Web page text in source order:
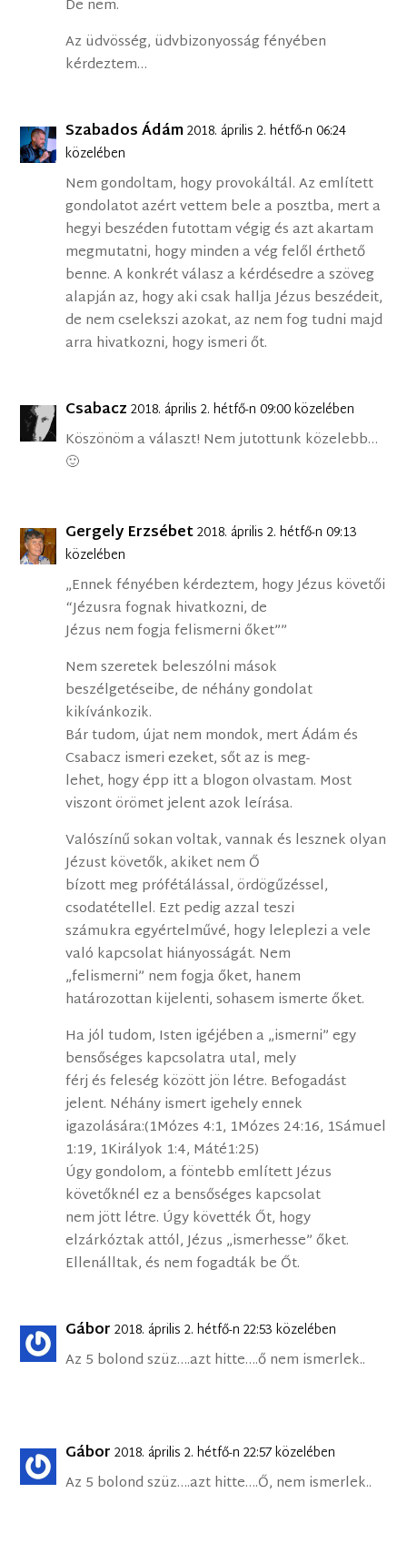
De nem.
Az üdvösség, üdvbizonyosság fényében
kérdeztem…
Szabados Ádám2018. április 2. hétfő-n 06:24
közelében
Nem gondoltam, hogy provokáltál. Az említett
gondolatot azért vettem bele a posztba, mert a
hegyi beszéden futottam végig és azt akartam
megmutatni, hogy minden a vég felől érthető
benne. A konkrét válasz a kérdésedre a szöveg
alapján az, hogy aki csak hallja Jézus beszédeit,
de nem cselekszi azokat, az nem fog tudni majd
arra hivatkozni, hogy ismeri őt.
Csabacz 2018. április 2. hétfő-n 09:00 közelében
Köszönöm a választ! Nem jutottunk közelebb…
🙂
Gergely Erzsébet2018. április 2. hétfő-n 09:13
közelében
„Ennek fényében kérdeztem, hogy Jézus követői
“Jézusra fognak hivatkozni, de
Jézus nem fogja felismerni őket””
Nem szeretek beleszólni mások
beszélgetéseibe, de néhány gondolat
kikívánkozik.
Bár tudom, újat nem mondok, mert Ádám és
Csabacz ismeri ezeket, sőt az is meg-
lehet, hogy épp itt a blogon olvastam. Most
viszont örömet jelent azok leírása.
Valószínű sokan voltak, vannak és lesznek olyan
Jézust követők, akiket nem Ő
bízott meg prófétálással, ördögűzéssel,
csodatétellel. Ezt pedig azzal teszi
számukra egyértelművé, hogy leleplezi a vele
való kapcsolat hiányosságát. Nem
„felismerni” nem fogja őket, hanem
határozottan kijelenti, sohasem ismerte őket.
Ha jól tudom, Isten igéjében a „ismerni” egy
bensőséges kapcsolatra utal, mely
férj és feleség között jön létre. Befogadást
jelent. Néhány ismert igehely ennek
igazolására:(1Mózes 4:1, 1Mózes 24:16, 1Sámuel
1:19, 1Királyok 1:4, Máté1:25)
Úgy gondolom, a föntebb említett Jézus
követőknél ez a bensőséges kapcsolat
nem jött létre. Úgy követték Őt, hogy
elzárkóztak attól, Jézus „ismerhesse” őket.
Ellenálltak, és nem fogadták be Őt.
Gábor 2018. április 2. hétfő-n 22:53 közelében
Az 5 bolond szüz….azt hitte….ő nem ismerlek..
Gábor 2018. április 2. hétfő-n 22:57 közelében
Az 5 bolond szüz….azt hitte….Ő, nem ismerlek..